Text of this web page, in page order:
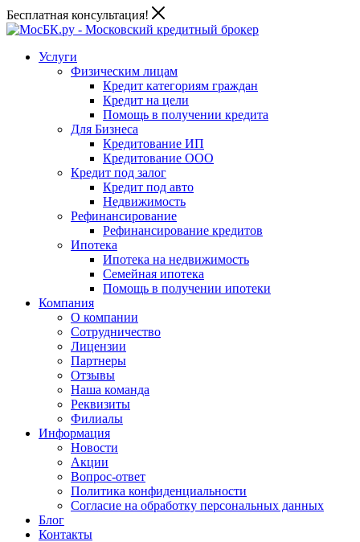
Бесплатная консультация!
Услуги
Физическим лицам
Кредит категориям граждан
Кредит на цели
Помощь в получении кредита
Для Бизнеса
Кредитование ИП
Кредитование ООО
Кредит под залог
Кредит под авто
Недвижимость
Рефинансирование
Рефинансирование кредитов
Ипотека
Ипотека на недвижимость
Семейная ипотека
Помощь в получении ипотеки
Компания
О компании
Сотрудничество
Лицензии
Партнеры
Отзывы
Наша команда
Реквизиты
Филиалы
Информация
Новости
Акции
Вопрос-ответ
Политика конфиденциальности
Согласие на обработку персональных данных
Блог
Контакты